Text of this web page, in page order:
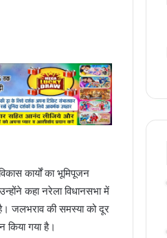
कार्यों का भूमिपूजन
कहा नरेला विधानसभा में
जलभराव की समस्या को दूर
किया गया है।